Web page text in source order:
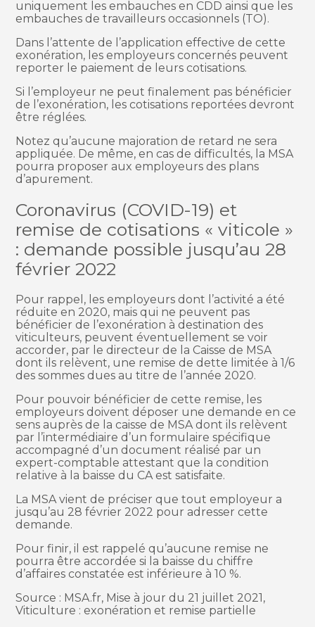
uniquement les embauches en CDD ainsi que les
embauches de travailleurs occasionnels (TO).
Dans l’attente de l’application effective de cette
exonération, les employeurs concernés peuvent
reporter le paiement de leurs cotisations.
Si l’employeur ne peut finalement pas bénéficier
de l’exonération, les cotisations reportées devront
être réglées.
Notez qu’aucune majoration de retard ne sera
appliquée. De même, en cas de difficultés, la MSA
pourra proposer aux employeurs des plans
d’apurement.
Coronavirus (COVID-19) et
remise de cotisations « viticole »
: demande possible jusqu’au 28
février 2022
Pour rappel, les employeurs dont l’activité a été
réduite en 2020, mais qui ne peuvent pas
bénéficier de l’exonération à destination des
viticulteurs, peuvent éventuellement se voir
accorder, par le directeur de la Caisse de MSA
dont ils relèvent, une remise de dette limitée à 1/6
des sommes dues au titre de l’année 2020.
Pour pouvoir bénéficier de cette remise, les
employeurs doivent déposer une demande en ce
sens auprès de la caisse de MSA dont ils relèvent
par l’intermédiaire d’un formulaire spécifique
accompagné d’un document réalisé par un
expert-comptable attestant que la condition
relative à la baisse du CA est satisfaite.
La MSA vient de préciser que tout employeur a
jusqu’au 28 février 2022 pour adresser cette
demande.
Pour finir, il est rappelé qu’aucune remise ne
pourra être accordée si la baisse du chiffre
d’affaires constatée est inférieure à 10 %.
Source : MSA.fr, Mise à jour du 21 juillet 2021,
Viticulture : exonération et remise partielle